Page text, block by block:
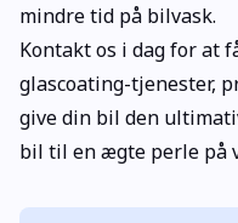
mindre tid på bilvask.
Kontakt os i dag for at
glascoating-tjenester,
give din bil den
bil til en ægte perle på